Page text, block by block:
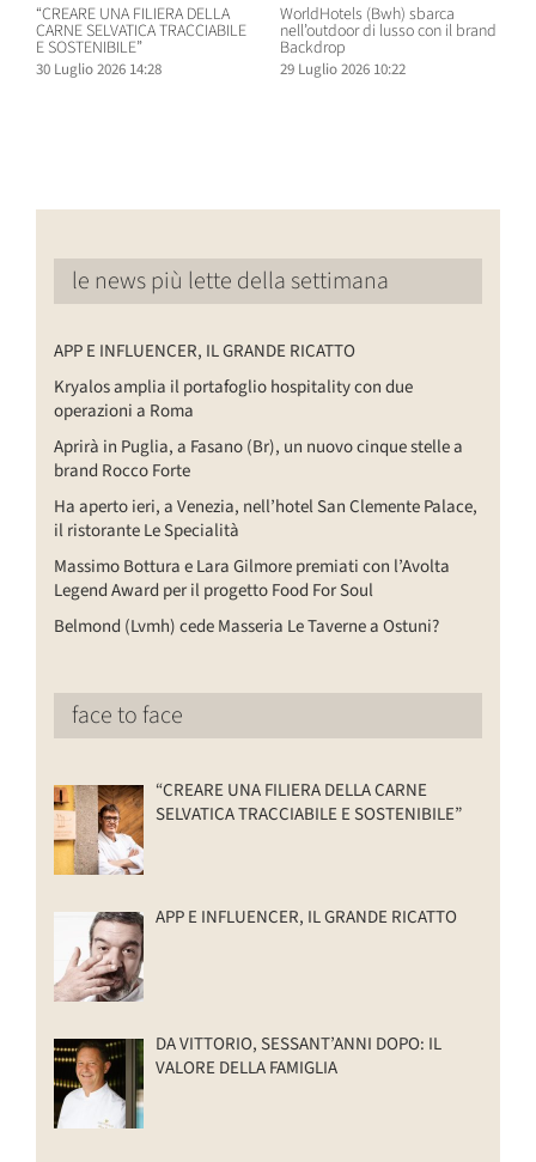
“CREARE UNA FILIERA DELLA
CARNE SELVATICA TRACCIABILE
E SOSTENIBILE”
30 Luglio 2026 14:28
WorldHotels (Bwh) sbarca
nell’outdoor di lusso con il brand
Backdrop
29 Luglio 2026 10:22
le news più lette della settimana
APP E INFLUENCER, IL GRANDE RICATTO
Kryalos amplia il portafoglio hospitality con due
operazioni a Roma
Aprirà in Puglia, a Fasano (Br), un nuovo cinque stelle a
brand Rocco Forte
Ha aperto ieri, a Venezia, nell’hotel San Clemente Palace,
il ristorante Le Specialità
Massimo Bottura e Lara Gilmore premiati con l’Avolta
Legend Award per il progetto Food For Soul
Belmond (Lvmh) cede Masseria Le Taverne a Ostuni?
face to face
“CREARE UNA FILIERA DELLA CARNE
SELVATICA TRACCIABILE E SOSTENIBILE”
APP E INFLUENCER, IL GRANDE RICATTO
DA VITTORIO, SESSANT’ANNI DOPO: IL
VALORE DELLA FAMIGLIA